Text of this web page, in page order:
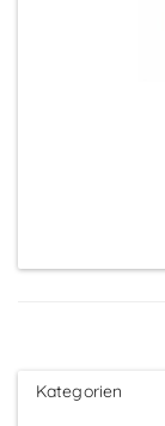
Kategorien